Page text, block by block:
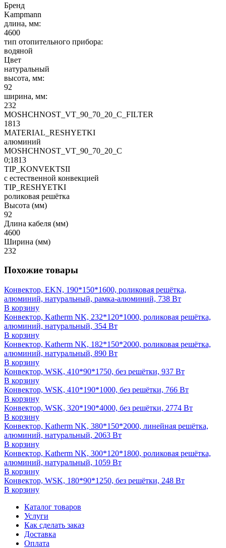
Бренд
Kampmann
длина, мм:
4600
тип отопительного прибора:
водяной
Цвет
натуральный
высота, мм:
92
ширина, мм:
232
MOSHCHNOST_VT_90_70_20_C_FILTER
1813
MATERIAL_RESHYETKI
алюминий
MOSHCHNOST_VT_90_70_20_C
0;1813
TIP_KONVEKTSII
с естественной конвекцией
TIP_RESHYETKI
роликовая решётка
Высота (мм)
92
Длина кабеля (мм)
4600
Ширина (мм)
232
Похожие товары
Конвектор, EKN, 190*150*1600, роликовая решётка,
алюминий, натуральный, рамка-алюминий, 738 Вт
В корзину
Конвектор, Katherm NK, 232*120*1000, роликовая решётка,
алюминий, натуральный, 354 Вт
В корзину
Конвектор, Katherm NK, 182*150*2000, роликовая решётка,
алюминий, натуральный, 890 Вт
В корзину
Конвектор, WSK, 410*90*1750, без решётки, 937 Вт
В корзину
Конвектор, WSK, 410*190*1000, без решётки, 766 Вт
В корзину
Конвектор, WSK, 320*190*4000, без решётки, 2774 Вт
В корзину
Конвектор, Katherm NK, 380*150*2000, линейная решётка,
алюминий, натуральный, 2063 Вт
В корзину
Конвектор, Katherm NK, 300*120*1800, роликовая решётка,
алюминий, натуральный, 1059 Вт
В корзину
Конвектор, WSK, 180*90*1250, без решётки, 248 Вт
В корзину
Каталог товаров
Услуги
Как сделать заказ
Доставка
Оплата